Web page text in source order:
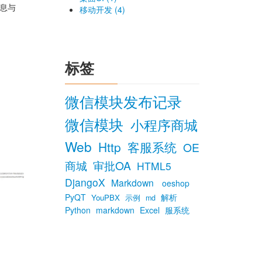
与
移动开发 (4)
标签
微信模块发布记录
微信模块 小程序商城
Web Http 客服系统 OE
商城 审批OA HTML5
DjangoX Markdown
oeshop
PyQT YouPBX 示例 md 解析
Python markdown Excel 服系统